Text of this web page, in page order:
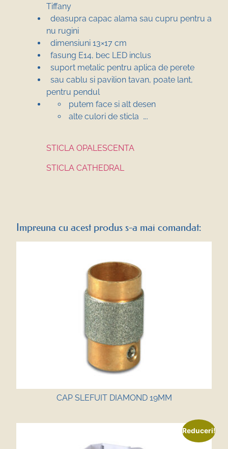
Tiffany
deasupra capac alama sau cupru pentru a
nu rugini
dimensiuni 13×17 cm
fasung E14, bec LED inclus
suport metalic pentru aplica de perete
sau cablu si pavilion tavan, poate lant,
pentru pendul
putem face si alt desen
alte culori de sticla ….
STICLA OPALESCENTA
STICLA CATHEDRAL
Impreuna cu acest produs s-a mai comandat:
CAP SLEFUIT DIAMOND 19MM
Reduceri!